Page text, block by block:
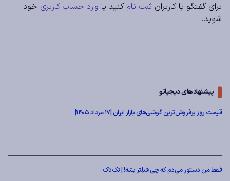
برای گفتگو با کاربران ثبت نام کنید یا وارد حساب کاربری خود
شوید.
پیشنهادهای دیجیاتو
قیمت روز پرفروش‌ترین گوشی‌های بازار ایران [17 مرداد 1405]
فقط من دستور می‌دم که چی فیلتر بشه! | تک‌تاک